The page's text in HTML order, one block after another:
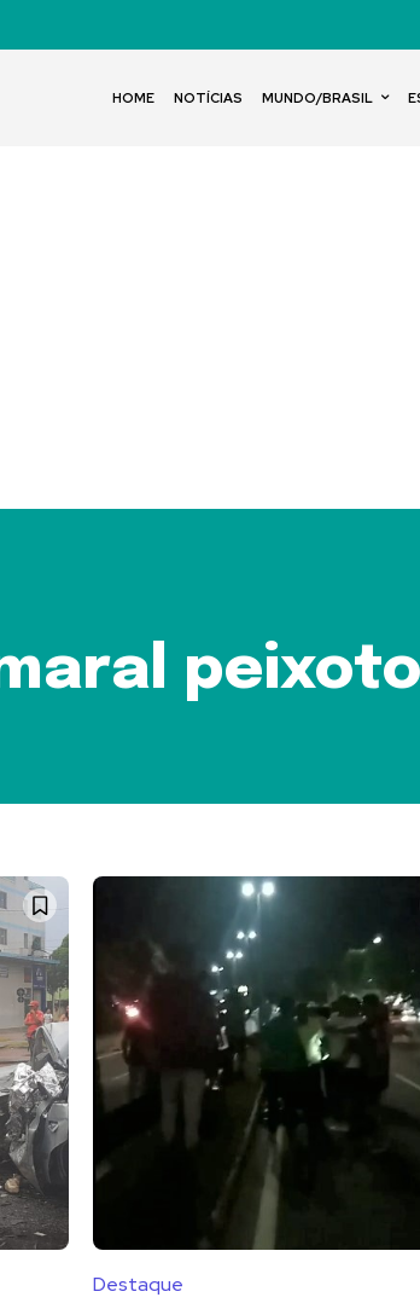
HOME NOTÍCIAS MUNDO/BRASIL
peixoto
Destaque